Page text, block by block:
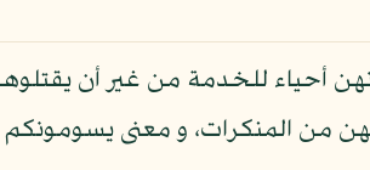
أحياء للخدمة من غير أن
من المنكرات، و معنى يسومونكم